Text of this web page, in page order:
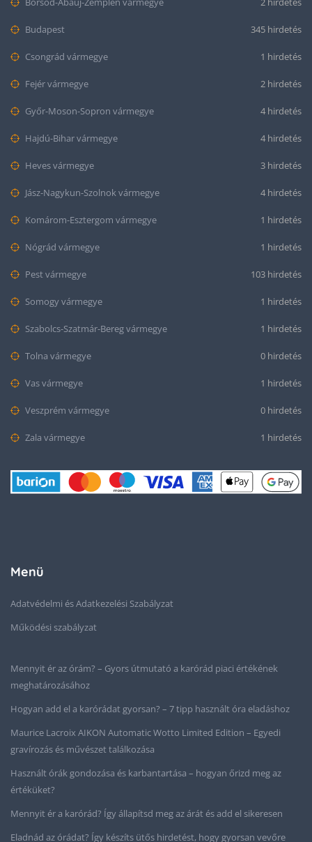
Budapest 345 hirdetés
Csongrád vármegye 1 hirdetés
Fejér vármegye 2 hirdetés
Győr-Moson-Sopron vármegye 4 hirdetés
Hajdú-Bihar vármegye 4 hirdetés
Heves vármegye 3 hirdetés
Jász-Nagykun-Szolnok vármegye 4 hirdetés
Komárom-Esztergom vármegye 1 hirdetés
Nógrád vármegye 1 hirdetés
Pest vármegye 103 hirdetés
Somogy vármegye 1 hirdetés
Szabolcs-Szatmár-Bereg vármegye 1 hirdetés
Tolna vármegye 0 hirdetés
Vas vármegye 1 hirdetés
Veszprém vármegye 0 hirdetés
Zala vármegye 1 hirdetés
Menü
Adatvédelmi és Adatkezelési Szabályzat
Működési szabályzat
Mennyit ér az órám? – Gyors útmutató a karórád piaci értékének
meghatározásához
Hogyan add el a karórádat gyorsan? – 7 tipp használt óra eladáshoz
Maurice Lacroix AIKON Automatic Wotto Limited Edition – Egyedi
gravírozás és művészet találkozása
Használt órák gondozása és karbantartása – hogyan őrizd meg az
értéküket?
Mennyit ér a karórád? Így állapítsd meg az árát és add el sikeresen
Eladnád az órádat? Így készíts ütős hirdetést, hogy gyorsan vevőre